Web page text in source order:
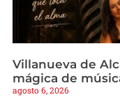
Villanueva de
mágica de
agosto 6, 2026